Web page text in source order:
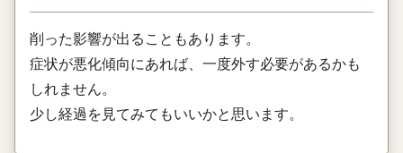
削った影響が出ることもあります。
症状が悪化傾向にあれば、一度外す必要があるかも
しれません。
少し経過を見てみてもいいかと思います。